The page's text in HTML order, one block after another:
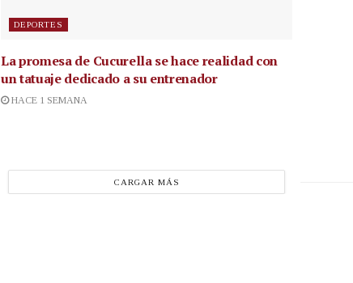
DEPORTES
La promesa de Cucurella se hace realidad con
un tatuaje dedicado a su entrenador
HACE 1 SEMANA
CARGAR MÁS